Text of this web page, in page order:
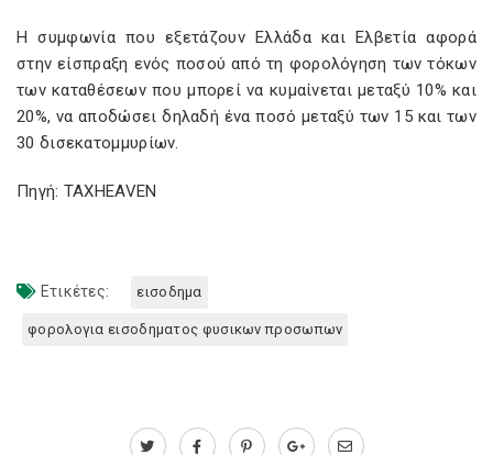
Η συμφωνία που εξετάζουν Ελλάδα και Ελβετία αφορά
στην είσπραξη ενός ποσού από τη φορολόγηση των τόκων
των καταθέσεων που μπορεί να κυμαίνεται μεταξύ 10% και
20%, να αποδώσει δηλαδή ένα ποσό μεταξύ των 15 και των
30 δισεκατομμυρίων.
Πηγή: TAXHEAVEN
Ετικέτες: εισοδημα
φορολογια εισοδηματος φυσικων προσωπων